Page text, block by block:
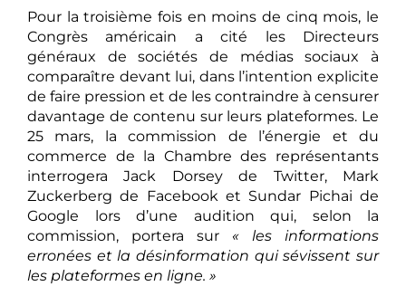
Pour la troisième fois en moins de cinq mois, le
Congrès américain a cité les Directeurs
généraux de sociétés de médias sociaux à
comparaître devant lui, dans l’intention explicite
de faire pression et de les contraindre à censurer
davantage de contenu sur leurs plateformes. Le
25 mars, la commission de l’énergie et du
commerce de la Chambre des représentants
interrogera Jack Dorsey de Twitter, Mark
Zuckerberg de Facebook et Sundar Pichai de
Google lors d’une audition qui, selon la
commission, portera sur « les informations
erronées et la désinformation qui sévissent sur
les plateformes en ligne. »